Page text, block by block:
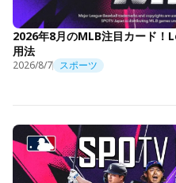
2026年8月のMLB注目カード
用法
2026/8/7 スポーツ